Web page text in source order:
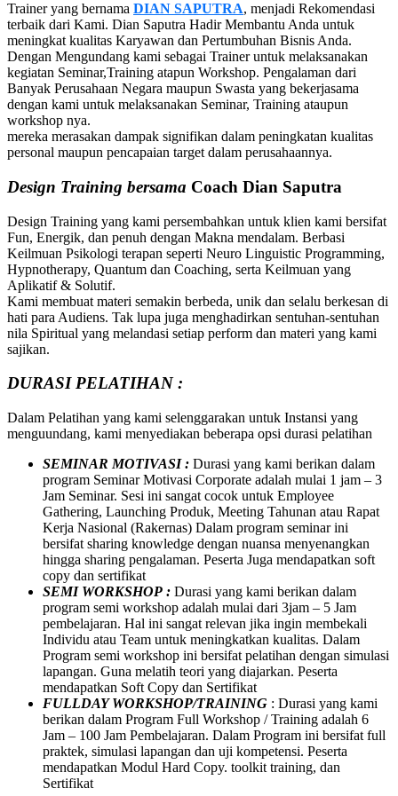
Trainer yang bernama DIAN SAPUTRA, menjadi Rekomendasi
terbaik dari Kami. Dian Saputra Hadir Membantu Anda untuk
meningkat kualitas Karyawan dan Pertumbuhan Bisnis Anda.
Dengan Mengundang kami sebagai Trainer untuk melaksanakan
kegiatan Seminar,Training atapun Workshop. Pengalaman dari
Banyak Perusahaan Negara maupun Swasta yang bekerjasama
dengan kami untuk melaksanakan Seminar, Training ataupun
workshop nya.
mereka merasakan dampak signifikan dalam peningkatan kualitas
personal maupun pencapaian target dalam perusahaannya.
Design Training bersama Coach Dian Saputra
Design Training yang kami persembahkan untuk klien kami bersifat
Fun, Energik, dan penuh dengan Makna mendalam. Berbasi
Keilmuan Psikologi terapan seperti Neuro Linguistic Programming,
Hypnotherapy, Quantum dan Coaching, serta Keilmuan yang
Aplikatif & Solutif.
Kami membuat materi semakin berbeda, unik dan selalu berkesan di
hati para Audiens. Tak lupa juga menghadirkan sentuhan-sentuhan
nila Spiritual yang melandasi setiap perform dan materi yang kami
sajikan.
DURASI PELATIHAN :
Dalam Pelatihan yang kami selenggarakan untuk Instansi yang
menguundang, kami menyediakan beberapa opsi durasi pelatihan
SEMINAR MOTIVASI : Durasi yang kami berikan dalam
program Seminar Motivasi Corporate adalah mulai 1 jam – 3
Jam Seminar. Sesi ini sangat cocok untuk Employee
Gathering, Launching Produk, Meeting Tahunan atau Rapat
Kerja Nasional (Rakernas) Dalam program seminar ini
bersifat sharing knowledge dengan nuansa menyenangkan
hingga sharing pengalaman. Peserta Juga mendapatkan soft
copy dan sertifikat
SEMI WORKSHOP : Durasi yang kami berikan dalam
program semi workshop adalah mulai dari 3jam – 5 Jam
pembelajaran. Hal ini sangat relevan jika ingin membekali
Individu atau Team untuk meningkatkan kualitas. Dalam
Program semi workshop ini bersifat pelatihan dengan simulasi
lapangan. Guna melatih teori yang diajarkan. Peserta
mendapatkan Soft Copy dan Sertifikat
FULLDAY WORKSHOP/TRAINING : Durasi yang kami
berikan dalam Program Full Workshop / Training adalah 6
Jam – 100 Jam Pembelajaran. Dalam Program ini bersifat full
praktek, simulasi lapangan dan uji kompetensi. Peserta
mendapatkan Modul Hard Copy. toolkit training, dan
Sertifikat